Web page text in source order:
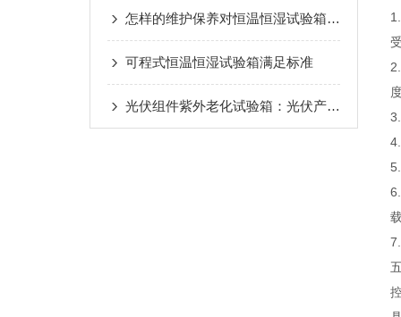
怎样的维护保养对恒温恒湿试验箱是有效的
可程式恒温恒湿试验箱满足标准
光伏组件紫外老化试验箱：光伏产业的抗老化卫士